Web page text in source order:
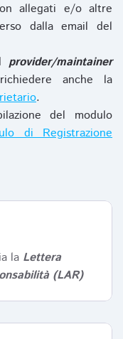
allegati e/o altre
dalla email del
provider/maintainer
anche la
.
del modulo
di Registrazione
la Lettera
(LAR)